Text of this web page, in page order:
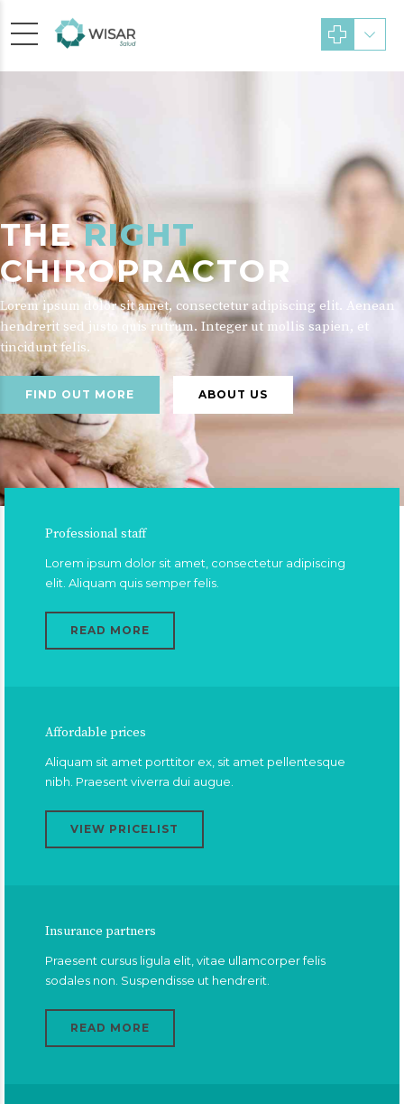
THERIGHT
CHIROPRACTOR
Lorem ipsum dolor sit amet, consectetur adipiscing elit. Aenean
hendrerit sed justo quis rutrum. Integer ut mollis sapien, et
tincidunt felis.
FIND OUT MORE ABOUT US
Professional staff
Lorem ipsum dolor sit amet, consectetur adipiscing
elit. Aliquam quis semper felis.
READ MORE
Affordable prices
Aliquam sit amet porttitor ex, sit amet pellentesque
nibh. Praesent viverra dui augue.
VIEW PRICELIST
Insurance partners
Praesent cursus ligula elit, vitae ullamcorper felis
sodales non. Suspendisse ut hendrerit.
READ MORE